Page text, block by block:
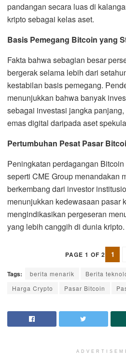
pandangan secara luas di
kripto sebagai kelas aset.
Basis Pemegang Bitcoin yang
Fakta bahwa sebagian besar
bergerak selama lebih dari
kestabilan basis pemegang.
menunjukkan bahwa banyak
sebagai investasi jangka
emas digital daripada aset
Pertumbuhan Pesat Pasar
Peningkatan perdagangan
seperti CME Group menandakan
berkembang dari investor
menunjukkan kedewasaan pasar
mengindikasikan pergeseran
yang lebih canggih di dunia kripto.
PAGE 1 OF 2 1
Tags: berita menarik Berita
Harga Crypto
Pasar Bitcoin